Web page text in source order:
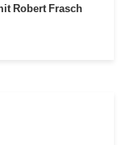
Robert Frasch